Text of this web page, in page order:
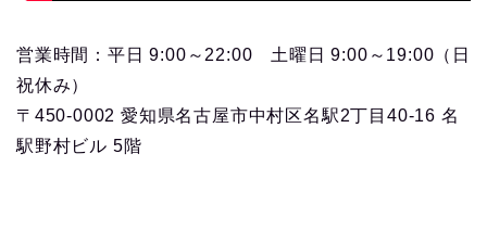
営業時間：平日 9:00～22:00 土曜日 9:00～19:00（日
祝休み）
〒450-0002 愛知県名古屋市中村区名駅2丁目40-16 名
駅野村ビル 5階